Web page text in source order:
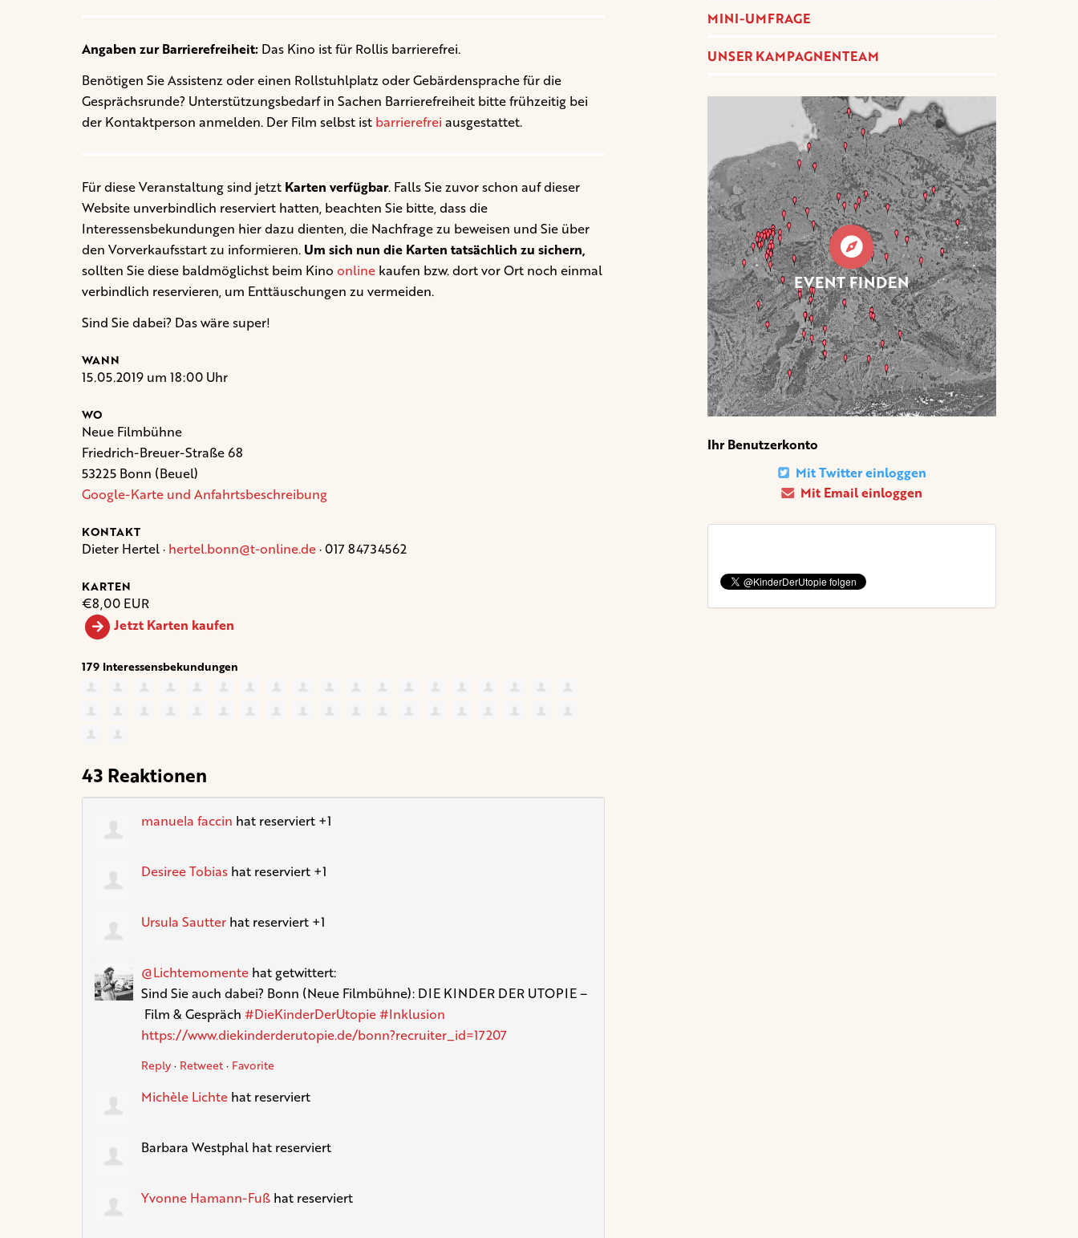
Angaben zur Barrierefreiheit: Das Kino ist für Rollis barrierefrei.
Benötigen Sie Assistenz oder einen Rollstuhlplatz oder Gebärdensprache für die
Gesprächsrunde? Unterstützungsbedarf in Sachen Barrierefreiheit bitte frühzeitig bei
der Kontaktperson anmelden. Der Film selbst ist barrierefrei ausgestattet.
Für diese Veranstaltung sind jetzt Karten verfügbar. Falls Sie zuvor schon auf dieser
Website unverbindlich reserviert hatten, beachten Sie bitte, dass die
Interessensbekundungen hier dazu dienten, die Nachfrage zu beweisen und Sie über
den Vorverkaufsstart zu informieren. Um sich nun die Karten tatsächlich zu sichern,
sollten Sie diese baldmöglichst beim Kino online kaufen bzw. dort vor Ort noch einmal
verbindlich reservieren, um Enttäuschungen zu vermeiden.
Sind Sie dabei? Das wäre super!
WANN
15.05.2019 um 18:00 Uhr
WO
Neue Filmbühne
Friedrich-Breuer-Straße 68
53225 Bonn (Beuel)
Google-Karte und Anfahrtsbeschreibung
KONTAKT
Dieter Hertel · hertel.bonn@t-online.de· 017 84734562
KARTEN
€8,00 EUR
Jetzt Karten kaufen
179 Interessensbekundungen
43 Reaktionen
manuela faccin hat reserviert +1
Desiree Tobias hat reserviert +1
Ursula Sautter hat reserviert +1
@Lichtemomente hat getwittert:
Sind Sie auch dabei? Bonn (Neue Filmbühne): DIE KINDER DER UTOPIE –
Film & Gespräch #DieKinderDerUtopie#Inklusion
https://www.diekinderderutopie.de/bonn?recruiter_id=17207
Reply· Retweet· Favorite
Michèle Lichte hat reserviert
Barbara Westphal hat reserviert
Yvonne Hamann-Fuß hat reserviert
MINI-UMFRAGE
UNSER KAMPAGNENTEAM
EVENT FINDEN
Ihr Benutzerkonto
Mit Twitter einloggen
Mit Email einloggen